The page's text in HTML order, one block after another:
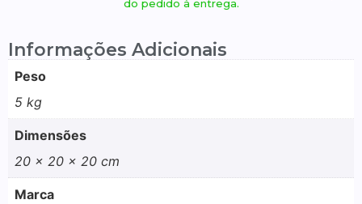
do pedido à entrega.
Informações Adicionais
Peso
5 kg
Dimensões
20 × 20 × 20 cm
Marca